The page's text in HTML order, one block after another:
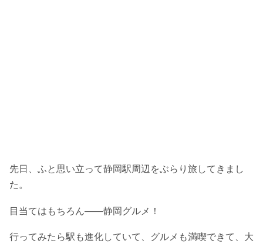
先日、ふと思い立って静岡駅周辺をぶらり旅してきまし
た。
目当てはもちろん――静岡グルメ！
行ってみたら駅も進化していて、グルメも満喫できて、大